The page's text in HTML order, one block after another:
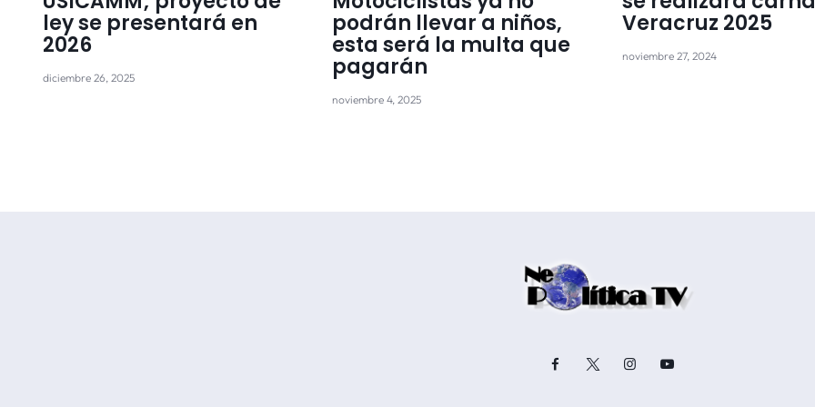
ley se presentará en
2026
diciembre 26, 2025
podrán llevar a niños,
esta será la multa que
pagarán
noviembre 4, 2025
Veracruz 2025
noviembre 27, 2024